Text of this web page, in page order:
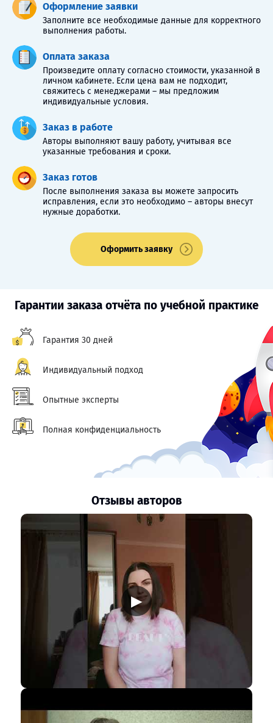
Оформление заявки
Заполните все необходимые данные для корректного
выполнения работы.
Оплата заказа
Произведите оплату согласно стоимости, указанной в
личном кабинете. Если цена вам не подходит,
свяжитесь с менеджерами – мы предложим
индивидуальные условия.
Заказ в работе
Авторы выполняют вашу работу, учитывая все
указанные требования и сроки.
Заказ готов
После выполнения заказа вы можете запросить
исправления, если это необходимо – авторы внесут
нужные доработки.
Оформить заявку
Гарантии заказа отчёта по учебной практике
Гарантия 30 дней
Индивидуальный подход
Опытные эксперты
Полная конфиденциальность
Отзывы авторов
▶